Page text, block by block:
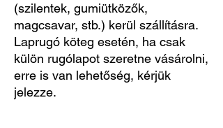
(szilentek, gumiütközők,
magcsavar, stb.) kerül szállításra.
Laprugó köteg esetén, ha csak
külön rugólapot szeretne vásárolni,
erre is van lehetőség, kérjük
jelezze.